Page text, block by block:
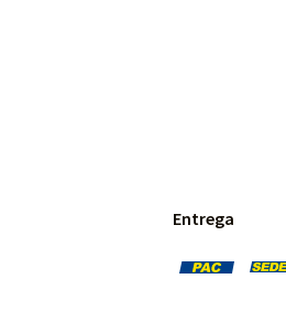
Entrega